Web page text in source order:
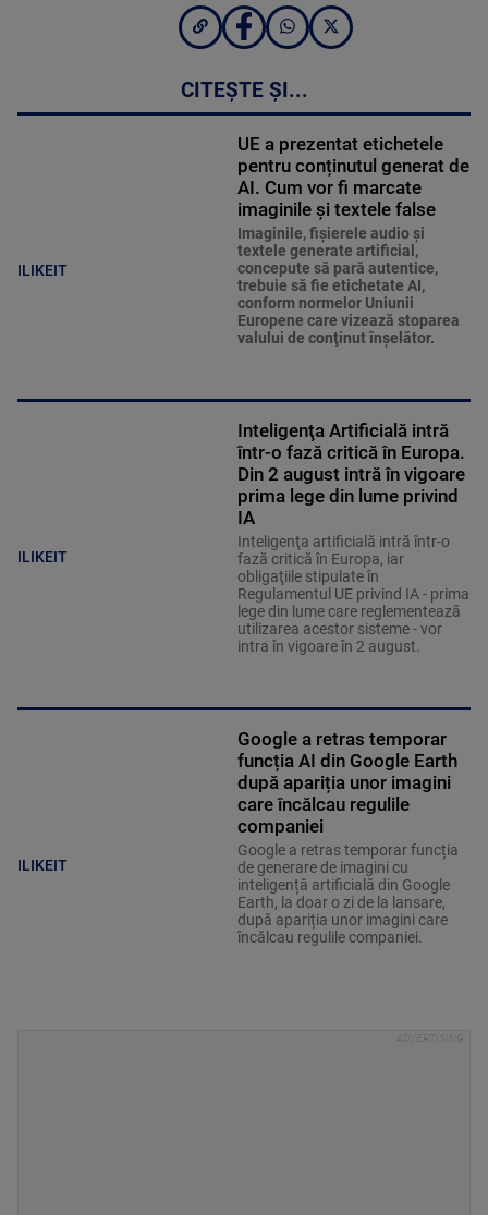
CITEȘTE ȘI...
ILIKEIT
UE a prezentat etichetele
pentru conținutul generat de
AI. Cum vor fi marcate
imaginile și textele false
Imaginile, fişierele audio şi
textele generate artificial,
concepute să pară autentice,
trebuie să fie etichetate AI,
conform normelor Uniunii
Europene care vizează stoparea
valului de conţinut înşelător.
ILIKEIT
Inteligenţa Artificială intră
într-o fază critică în Europa.
Din 2 august intră în vigoare
prima lege din lume privind
IA
Inteligenţa artificială intră într-o
fază critică în Europa, iar
obligaţiile stipulate în
Regulamentul UE privind IA - prima
lege din lume care reglementează
utilizarea acestor sisteme - vor
intra în vigoare în 2 august.
ILIKEIT
Google a retras temporar
funcția AI din Google Earth
după apariția unor imagini
care încălcau regulile
companiei
Google a retras temporar funcția
de generare de imagini cu
inteligență artificială din Google
Earth, la doar o zi de la lansare,
după apariția unor imagini care
încălcau regulile companiei.